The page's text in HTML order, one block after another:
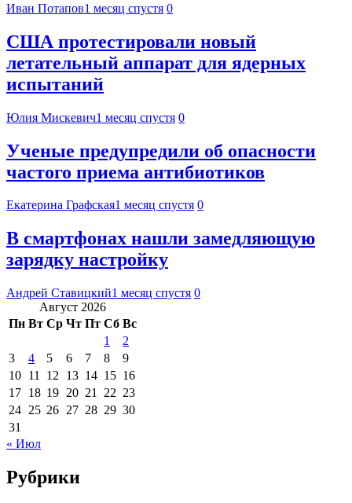
Иван Потапов1 месяц спустя 0
США протестировали новый
летательный аппарат для ядерных
испытаний
Юлия Мискевич1 месяц спустя 0
Ученые предупредили об опасности
частого приема антибиотиков
Екатерина Графская1 месяц спустя 0
В смартфонах нашли замедляющую
зарядку настройку
Андрей Ставицкий1 месяц спустя 0
Август 2026
Пн Вт Ср Чт Пт Сб Вс
1
2
3
4 5 6 7 8
9
10 11 12 13 14 15 16
17 18 19 20 21 22 23
24 25 26 27 28 29 30
31
« Июл
Рубрики